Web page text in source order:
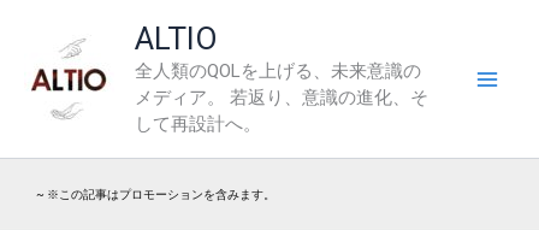
ALTIO
全人類のQOLを上げる、未来意識の
メディア。 若返り、意識の進化、そ
して再設計へ。
~ ※この記事はプロモーションを含みます。